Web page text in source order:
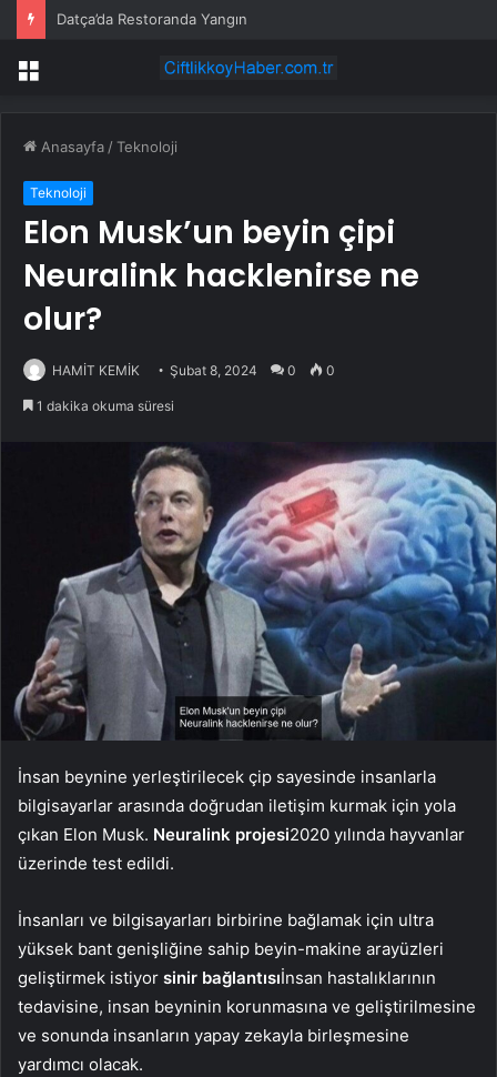
Datça’da Restoranda Yangın
Menü
Anasayfa /Teknoloji
Teknoloji
Elon Musk’un beyin çipi
Neuralink hacklenirse ne
olur?
HAMİT KEMİK Şubat 8, 2024 0 0
1 dakika okuma süresi
İnsan beynine yerleştirilecek çip sayesinde insanlarla
bilgisayarlar arasında doğrudan iletişim kurmak için yola
çıkan Elon Musk. Neuralink projesi2020 yılında hayvanlar
üzerinde test edildi.
İnsanları ve bilgisayarları birbirine bağlamak için ultra
yüksek bant genişliğine sahip beyin-makine arayüzleri
geliştirmek istiyor sinir bağlantısıİnsan hastalıklarının
tedavisine, insan beyninin korunmasına ve geliştirilmesine
ve sonunda insanların yapay zekayla birleşmesine
yardımcı olacak.